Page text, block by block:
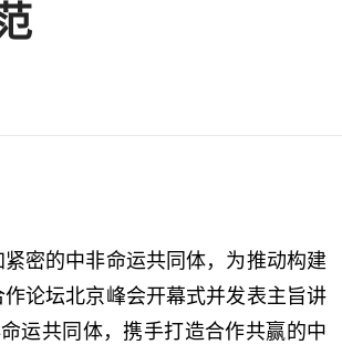
密的中非命运共同体，为推动构建
论坛北京峰会开幕式并发表主旨讲
运共同体，携手打造合作共赢的中